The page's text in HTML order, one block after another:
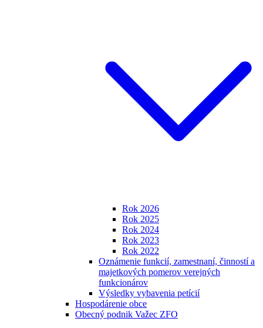
Rok 2026
Rok 2025
Rok 2024
Rok 2023
Rok 2022
Oznámenie funkcií, zamestnaní, činností a
majetkových pomerov verejných
funkcionárov
Výsledky vybavenia petícií
Hospodárenie obce
Obecný podnik Važec ZFO